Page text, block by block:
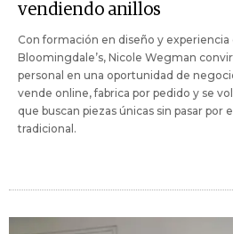
vendiendo anillos
Con formación en diseño y
Bloomingdale’s, Nicole Wegman
personal en una oportunidad de
vende online, fabrica por pedido y se
que buscan piezas únicas sin pasar
tradicional.